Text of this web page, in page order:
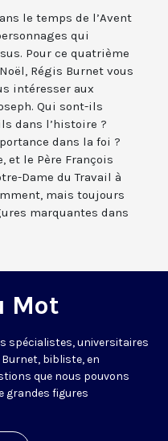
le temps de l’Avent
qui
Pour ce quatrième
Régis Burnet vous
intéresser aux
Qui sont-ils
dans l’histoire ?
dans la foi ?
et le Père François
Dame du Travail à
mais toujours
marquantes dans
Mot
spécialistes, universitaires
bibliste, en
que nous pouvons
grandes figures